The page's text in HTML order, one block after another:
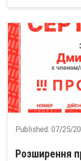
Published: 07/25/
Розширення